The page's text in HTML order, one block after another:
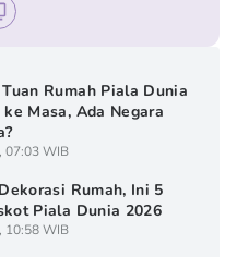
Rumah Piala Dunia
Masa, Ada Negara
07:03 WIB
Rumah, Ini 5
Piala Dunia 2026
10:58 WIB